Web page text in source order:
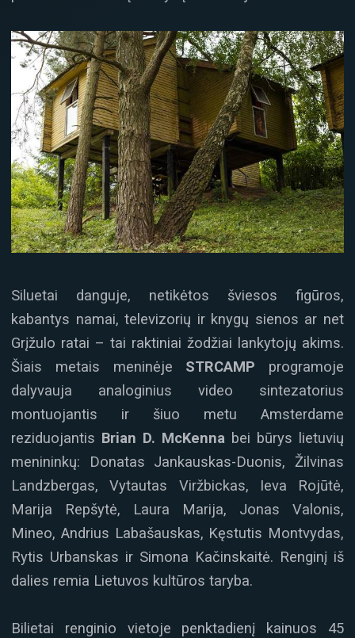
Siluetai danguje, netikėtos šviesos figūros,
kabantys namai, televizorių ir knygų sienos ar net
Grįžulo ratai – tai raktiniai žodžiai lankytojų akims.
Šiais metais meninėje STRCAMP programoje
dalyvauja analoginius video sintezatorius
montuojantis ir šiuo metu Amsterdame
reziduojantis Brian D. McKenna bei būrys lietuvių
menininkų: Donatas Jankauskas-Duonis, Žilvinas
Landzbergas, Vytautas Viržbickas, Ieva Rojūtė,
Marija Repšytė, Laura Marija, Jonas Valonis,
Mineo, Andrius Labašauskas, Kęstutis Montvydas,
Rytis Urbanskas ir Simona Kačinskaitė. Renginį iš
dalies remia Lietuvos kultūros taryba.
Bilietai renginio vietoje penktadienį kainuos 45